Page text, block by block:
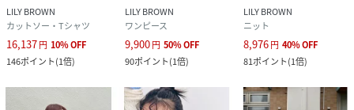
LILY BROWN
カットソー・Tシャツ
16,137円 10%OFF
146ポイント(1倍)
LILY BROWN
ワンピース
9,900円 50%OFF
90ポイント(1倍)
LILY BROWN
ニット
8,976円 40%OFF
81ポイント(1倍)